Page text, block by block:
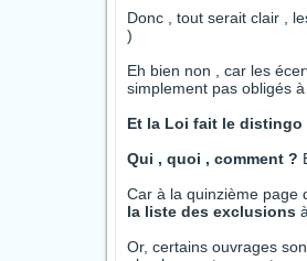
Donc , tout serait clair ,
)
Eh bien non , car les
simplement pas obligés
Et la Loi fait le distingo
Qui , quoi , comment ?
Car à la quinzième page
la liste des exclusions
Or, certains ouvrages